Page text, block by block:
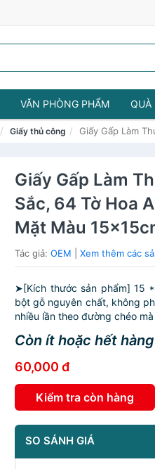
VĂN PHÒNG PHẨM QUÀ
Giấy thủ công Giấy Gấp Làm
Giấy Gấp Làm
Sắc, 64 Tờ Hoa
Mặt Màu
Tác giả:OEM |Xem thêm các
➤[Kích thước sản phẩm] 15
bột gỗ nguyên chất, không
nhiều lần theo đường chéo
Còn ít hoặc hết hàng
60,000 đ
Kiểm tra còn hàng
SO SÁNH GIÁ